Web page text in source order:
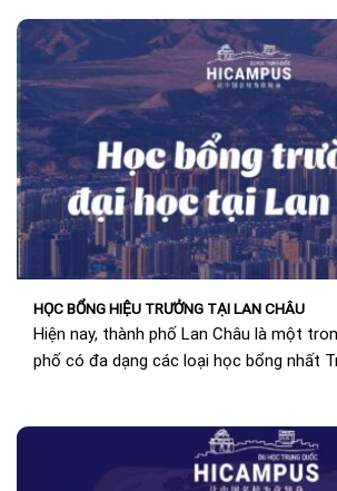
HỌC BỔNG HIỆU TRƯỞNG TẠI LAN CHÂU
Hiện nay, thành phố Lan Châu là một
phố có đa dạng các loại học bổng nhất